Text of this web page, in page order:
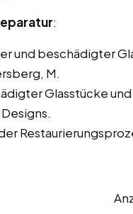
:
und beschädigter
M.
Glasstücke